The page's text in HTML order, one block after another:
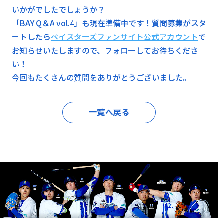
いかがでしたでしょうか？
「BAY Q＆A vol.4」も現在準備中です！質問募集がスタ
ートしたらベイスターズファンサイト公式アカウントで
お知らせいたしますので、フォローしてお待ちくださ
い！
今回もたくさんの質問をありがとうございました。
一覧へ戻る